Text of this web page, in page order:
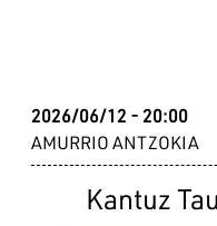
2026/06/12 - 20:00
AMURRIO ANTZOKIA
Kantuz